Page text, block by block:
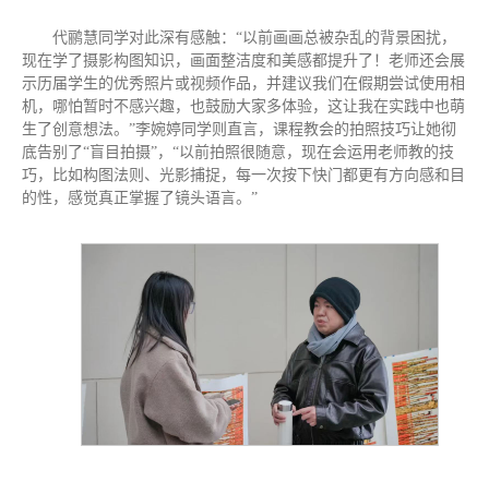
代鹂慧同学对此深有感触：“以前画画总被杂乱的背景困扰，
现在学了摄影构图知识，画面整洁度和美感都提升了！老师还会展
示历届学生的优秀照片或视频作品，并建议我们在假期尝试使用相
机，哪怕暂时不感兴趣，也鼓励大家多体验，这让我在实践中也萌
生了创意想法。”李婉婷同学则直言，课程教会的拍照技巧让她彻
底告别了“盲目拍摄”，“以前拍照很随意，现在会运用老师教的技
巧，比如构图法则、光影捕捉，每一次按下快门都更有方向感和目
的性，感觉真正掌握了镜头语言。”